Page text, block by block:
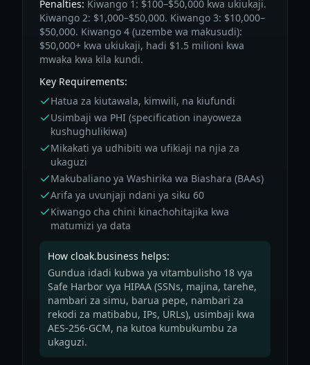
Penalties: Kiwango 1: $100–$50,000 kwa ukiukaji.
Kiwango 2: $1,000–$50,000. Kiwango 3: $10,000–
$50,000. Kiwango 4 (uzembe wa makusudi):
$50,000+ kwa ukiukaji, hadi $1.5 milioni kwa
mwaka kwa kila kundi.
Key Requirements:
Hatua za kiutawala, kimwili, na kiufundi
Usimbaji wa PHI (specification inayoweza
kushughulikiwa)
Mikakati ya udhibiti wa ufikiaji na njia za
ukaguzi
Makubaliano ya Washirika wa Biashara (BAAs)
Arifa ya uvunjaji ndani ya siku 60
Kiwango cha chini kinachohitajika kwa
matumizi ya data
How cloak.business helps:
Gundua idadi kubwa ya vitambulisho 18 vya
Safe Harbor vya HIPAA (SSNs, majina, tarehe,
nambari za simu, barua pepe, nambari za
rekodi za matibabu, IPs, URLs), usimbaji kwa
AES-256-GCM, na kutoa kumbukumbu za
ukaguzi.